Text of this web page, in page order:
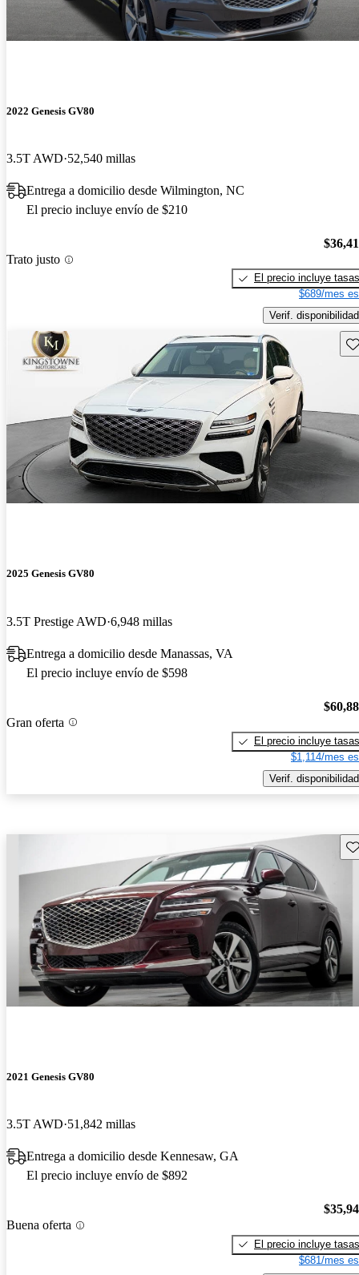
2022 Genesis GV80
3.5T AWD 52,540 millas
Entrega a domicilio desde Wilmington, NC
El precio incluye envío de $210
Trato justo
El precio incluye tasas
$689/mes
Verif. disponibilidad
2025 Genesis GV80
3.5T Prestige AWD 6,948 millas
Entrega a domicilio desde Manassas, VA
El precio incluye envío de $598
Gran oferta
El precio incluye tasas
$1,114/mes
Verif. disponibilidad
2021 Genesis GV80
3.5T AWD 51,842 millas
Entrega a domicilio desde Kennesaw, GA
El precio incluye envío de $892
Buena oferta
El precio incluye tasas
$681/mes